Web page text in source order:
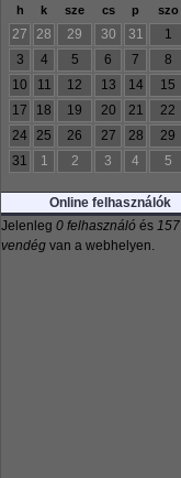
h k sze cs p szo
27 28 29 30 31 1
3
4 5 6 7 8
10
11 12 13 14 15
17
18 19 20 21 22
24
25 26 27 28 29
31
1 2 3 4 5
Online felhasználók
Jelenleg 0 felhasználó és 157
vendég van a webhelyen.